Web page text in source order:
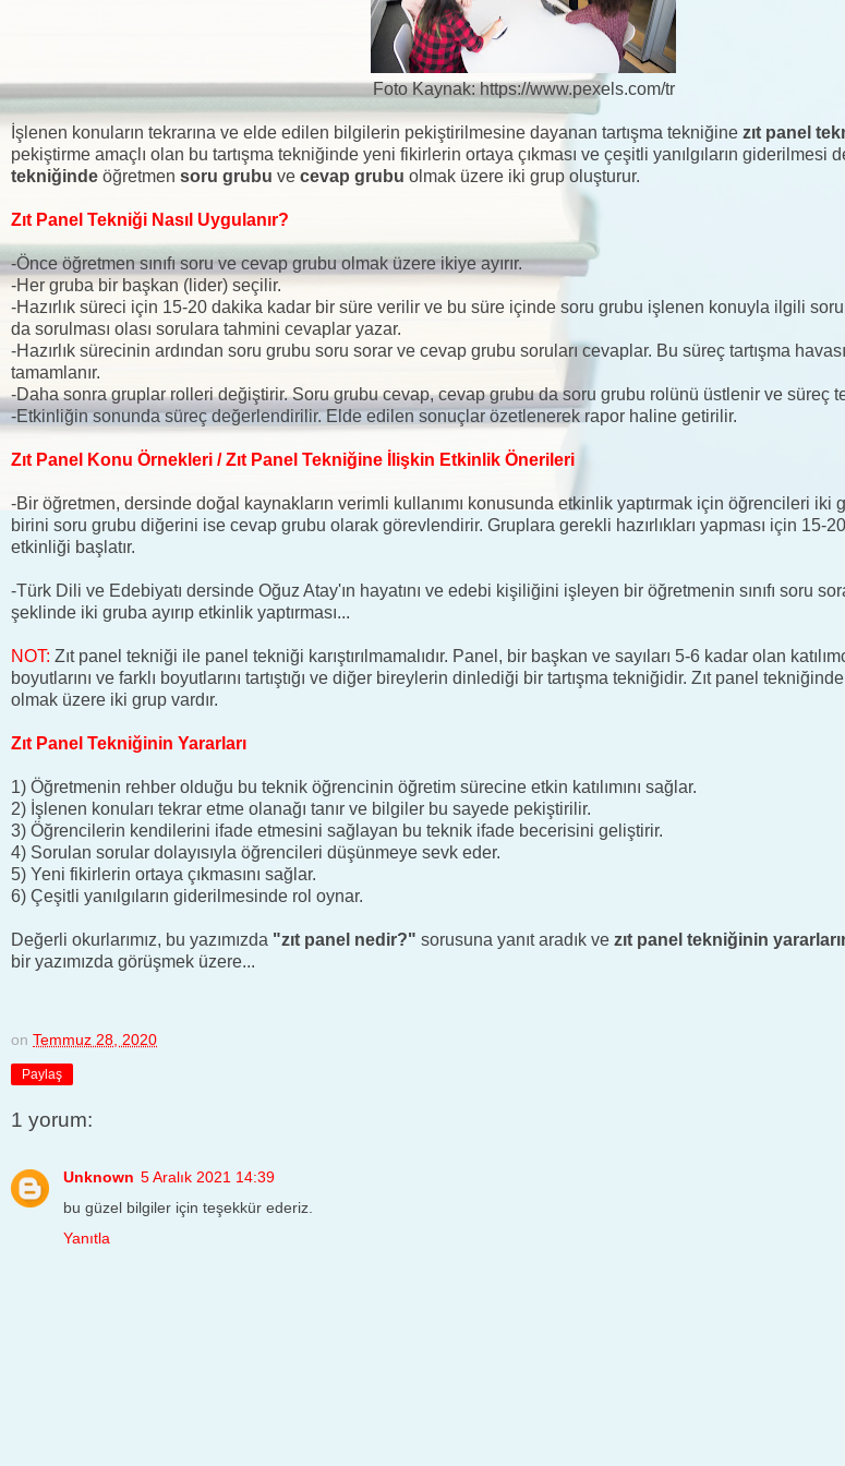
Foto Kaynak: https://www.pexels.com/tr
İşlenen konuların tekrarına ve elde edilen bilgilerin pekiştirilmesine dayanan tartışma tekniğine zıt panel
pekiştirme amaçlı olan bu tartışma tekniğinde yeni fikirlerin ortaya çıkması ve çeşitli yanılgıların giderilmesi
tekniğinde öğretmen soru grubu ve cevap grubu olmak üzere iki grup oluşturur.
Zıt Panel Tekniği Nasıl Uygulanır?
-Önce öğretmen sınıfı soru ve cevap grubu olmak üzere ikiye ayırır.
-Her gruba bir başkan (lider) seçilir.
-Hazırlık süreci için 15-20 dakika kadar bir süre verilir ve bu süre içinde soru grubu işlenen konuyla ilgili
da sorulması olası sorulara tahmini cevaplar yazar.
-Hazırlık sürecinin ardından soru grubu soru sorar ve cevap grubu soruları cevaplar. Bu süreç tartışma
tamamlanır.
-Daha sonra gruplar rolleri değiştirir. Soru grubu cevap, cevap grubu da soru grubu rolünü üstlenir ve süreç
-Etkinliğin sonunda süreç değerlendirilir. Elde edilen sonuçlar özetlenerek rapor haline getirilir.
Zıt Panel Konu Örnekleri / Zıt Panel Tekniğine İlişkin Etkinlik Önerileri
-Bir öğretmen, dersinde doğal kaynakların verimli kullanımı konusunda etkinlik yaptırmak için öğrencileri iki
birini soru grubu diğerini ise cevap grubu olarak görevlendirir. Gruplara gerekli hazırlıkları yapması için 15-
etkinliği başlatır.
-Türk Dili ve Edebiyatı dersinde Oğuz Atay'ın hayatını ve edebi kişiliğini işleyen bir öğretmenin sınıfı soru
şeklinde iki gruba ayırıp etkinlik yaptırması...
NOT: Zıt panel tekniği ile panel tekniği karıştırılmamalıdır. Panel, bir başkan ve sayıları 5-6 kadar olan
boyutlarını ve farklı boyutlarını tartıştığı ve diğer bireylerin dinlediği bir tartışma tekniğidir. Zıt panel
olmak üzere iki grup vardır.
Zıt Panel Tekniğinin Yararları
1) Öğretmenin rehber olduğu bu teknik öğrencinin öğretim sürecine etkin katılımını sağlar.
2) İşlenen konuları tekrar etme olanağı tanır ve bilgiler bu sayede pekiştirilir.
3) Öğrencilerin kendilerini ifade etmesini sağlayan bu teknik ifade becerisini geliştirir.
4) Sorulan sorular dolayısıyla öğrencileri düşünmeye sevk eder.
5) Yeni fikirlerin ortaya çıkmasını sağlar.
6) Çeşitli yanılgıların giderilmesinde rol oynar.
Değerli okurlarımız, bu yazımızda "zıt panel nedir?" sorusuna yanıt aradık ve zıt panel tekniğinin
bir yazımızda görüşmek üzere...
on Temmuz 28, 2020
Paylaş
1 yorum:
Unknown 5 Aralık 2021 14:39
bu güzel bilgiler için teşekkür ederiz.
Yanıtla